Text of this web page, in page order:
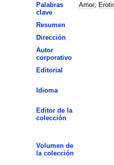
Palabras
clave
Amor;
Resumen
Dirección
Autor
corporativo
Editorial
Idioma
Editor de la
colección
Volumen de
la colección